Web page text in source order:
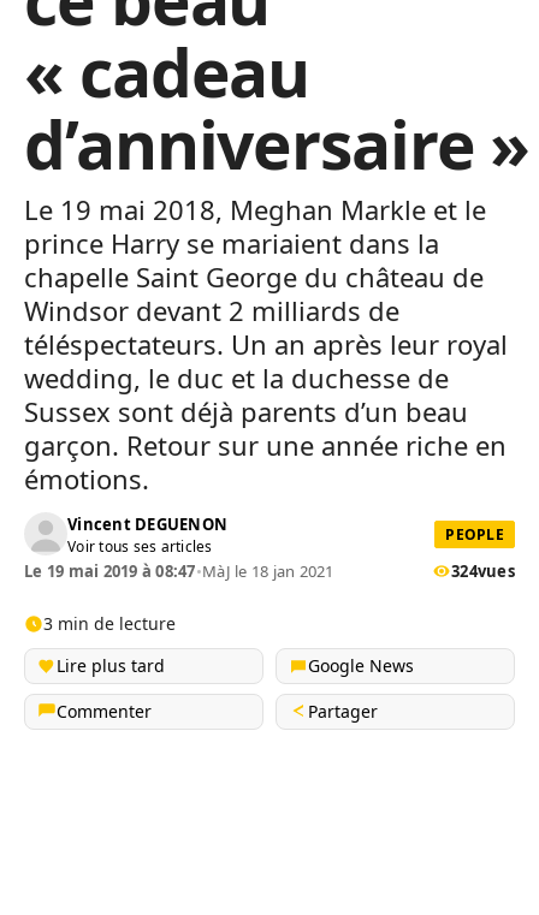
« cadeau
d’anniversaire »
Le 19 mai 2018, Meghan Markle et le
prince Harry se mariaient dans la
chapelle Saint George du château de
Windsor devant 2 milliards de
téléspectateurs. Un an après leur royal
wedding, le duc et la duchesse de
Sussex sont déjà parents d’un beau
garçon. Retour sur une année riche en
émotions.
Vincent DEGUENON
Voir tous ses articles
PEOPLE
Le 19 mai 2019 à 08:47•MàJ le 18 jan 2021 324vues
3 min de lecture
Lire plus tard
Google News
Commenter
Partager